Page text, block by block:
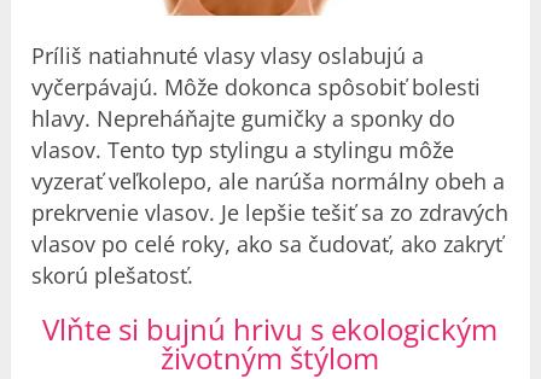
Príliš natiahnuté vlasy vlasy oslabujú a
vyčerpávajú. Môže dokonca spôsobiť bolesti
hlavy. Nepreháňajte gumičky a sponky do
vlasov. Tento typ stylingu a stylingu môže
vyzerať veľkolepo, ale narúša normálny obeh a
prekrvenie vlasov. Je lepšie tešiť sa zo zdravých
vlasov po celé roky, ako sa čudovať, ako zakryť
skorú plešatosť.
Vlňte si bujnú hrivu s ekologickým
životným štýlom